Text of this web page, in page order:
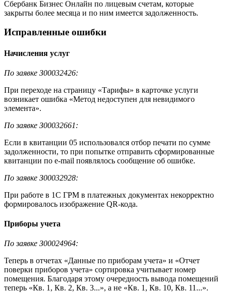
Сбербанк Бизнес Онлайн по лицевым счетам, которые
закрыты более месяца и по ним имеется задолженность.
Исправленные ошибки
Начисления услуг
По заявке З00032426:
При переходе на страницу «Тарифы» в карточке услуги
возникает ошибка «Метод недоступен для невидимого
элемента».
По заявке З00032661:
Если в квитанции 05 использовался отбор печати по сумме
задолженности, то при попытке отправить сформированные
квитанции по e-mail появлялось сообщение об ошибке.
По заявке З00032928:
При работе в 1С ГРМ в платежных документах некорректно
формировалось изображение QR-кода.
Приборы учета
По заявке З00024964:
Теперь в отчетах «Данные по приборам учета» и «Отчет
поверки приборов учета» сортировка учитывает номер
помещения. Благодаря этому очередность вывода помещений
теперь «Кв. 1, Кв. 2, Кв. 3...», а не «Кв. 1, Кв. 10, Кв. 11...».